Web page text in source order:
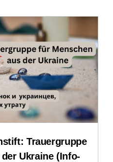
Trauergruppe
Ukraine (Info-